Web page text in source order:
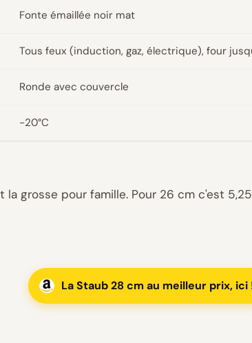
Fonte émaillée noir mat
Tous feux (induction, gaz, électrique), four
Ronde avec couvercle
-20°C
grosse pour famille. Pour 26 cm c'est
La Staub 28 cm au meilleur prix, ici